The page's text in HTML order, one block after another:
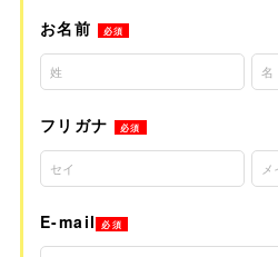
お名前 必須
フリガナ 必須
E-mail 必須